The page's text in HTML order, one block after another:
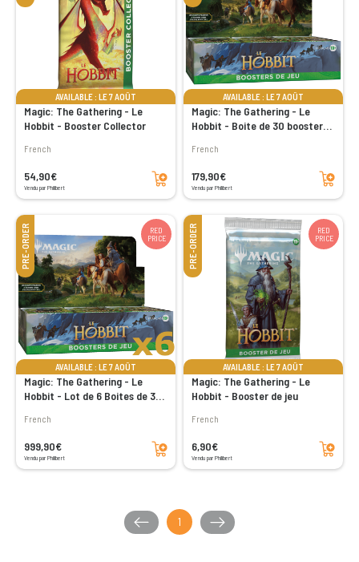
AVAILABLE : LE 7 AOÛT
Magic: The Gathering - Le
Hobbit - Booster Collector
French
54,90€
Vendu par Philibert
Add to cart
AVAILABLE : LE 7 AOÛT
Magic: The Gathering - Le
Hobbit - Boite de 30 boosters
French
179,90€
Vendu par Philibert
Add to cart
PRE-ORDER
RED
PRICE
AVAILABLE : LE 7 AOÛT
Magic: The Gathering - Le
Hobbit - Lot de 6 Boites de 30
French
999,90€
Vendu par Philibert
Add to cart
PRE-ORDER
RED
PRICE
AVAILABLE : LE 7 AOÛT
Magic: The Gathering - Le
Hobbit - Booster de jeu
French
6,90€
Vendu par Philibert
Add to cart
1